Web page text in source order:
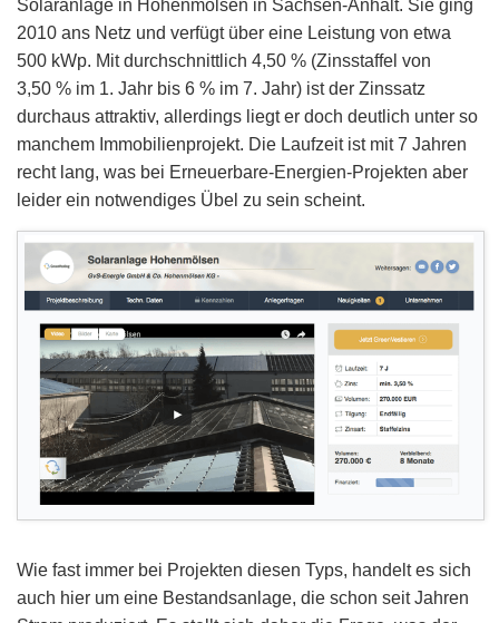
Solaranlage in Hohenmölsen in Sachsen-Anhalt. Sie ging
2010 ans Netz und verfügt über eine Leistung von etwa
500 kWp. Mit durchschnittlich 4,50 % (Zinsstaffel von
3,50 % im 1. Jahr bis 6 % im 7. Jahr) ist der Zinssatz
durchaus attraktiv, allerdings liegt er doch deutlich unter so
manchem Immobilienprojekt. Die Laufzeit ist mit 7 Jahren
recht lang, was bei Erneuerbare-Energien-Projekten aber
leider ein notwendiges Übel zu sein scheint.
Wie fast immer bei Projekten diesen Typs, handelt es sich
auch hier um eine Bestandsanlage, die schon seit Jahren